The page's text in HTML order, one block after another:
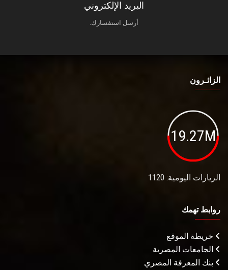
البريد الإلكتروني
أرسل استفسارك.
الزائـرون
19.27M
الزيارات اليومية: 1120
روابط تهمك
خريطة الموقع
الجامعات المصرية
بنك المعرفة المصري